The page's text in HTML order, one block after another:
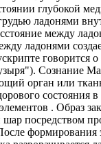
глубокой
ладонями
между
ладонями
говорится
Сознание
орган или
состояния в
. Образ
шар посредством
формирования